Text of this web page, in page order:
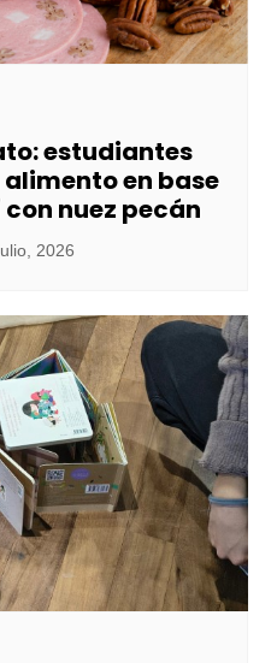
estudiantes
en base
nuez pecán
2026